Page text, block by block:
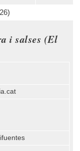
i salses (El